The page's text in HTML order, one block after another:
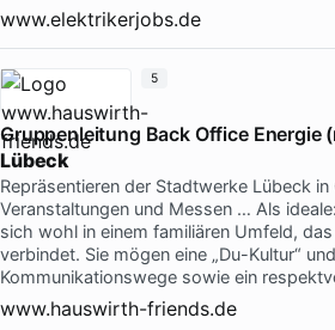
www.elektrikerjobs.de
Gruppenleitung Back Office Energie
Lübeck
Repräsentieren der Stadtwerke Lübeck
Veranstaltungen und Messen … Als
sich wohl in einem familiären Umfeld,
verbindet. Sie mögen eine „Du-Kultur“
Kommunikationswege sowie ein
www.hauswirth-friends.de
5